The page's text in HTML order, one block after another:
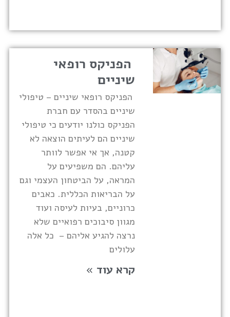
הפניקס רופאי
שיניים
הפניקס רופאי שיניים – טיפולי
שיניים בהסדר עם חברת
הפניקס כולנו יודעים כי טיפולי
שיניים הם לעיתים הוצאה לא
קטנה, אך אי אפשר לוותר
עליהם. הם משפיעים על
המראה, על הביטחון העצמי וגם
על הבריאות הכללית. כאבים
כרוניים, בעיות לעיסה ועוד
מגוון סיבוכים רפואיים שלא
נרצה להגיע אליהם – כל אלה
עלולים
קרא עוד »